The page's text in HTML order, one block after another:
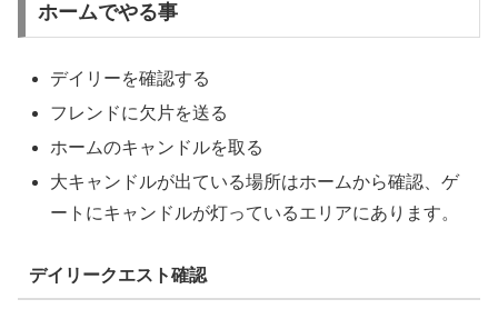
ホームでやる事
デイリーを確認する
フレンドに欠片を送る
ホームのキャンドルを取る
大キャンドルが出ている場所はホームから確認、ゲ
ートにキャンドルが灯っているエリアにあります。
デイリークエスト確認